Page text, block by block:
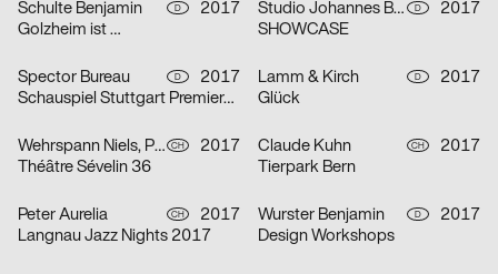
Schulte Benjamin D
2017
Golzheim ist …
Studio Johannes Bissinger D
2017
SHOWCASE
Spector Bureau D
2017
Schauspiel Stuttgart Premieren Spielzeit 2017/2018
Lamm & Kirch D
2017
Glück
Wehrspann Niels, Pugin Celine CH
2017
Théâtre Sévelin 36
Claude Kuhn CH
2017
Tierpark Bern
Peter Aurelia CH
2017
Langnau Jazz Nights 2017
Wurster Benjamin D
2017
Design Workshops